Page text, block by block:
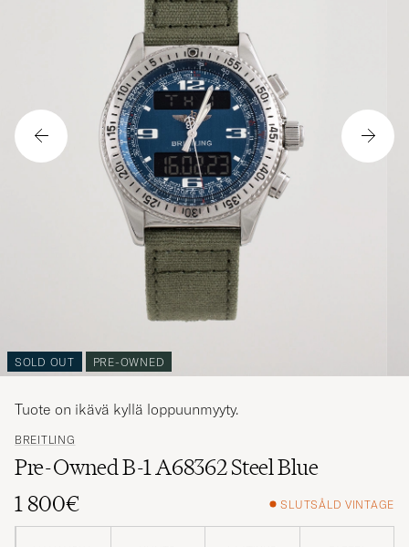
SOLD OUT PRE-OWNED
BREITLING
Pre-Owned B-1 A68362 Steel Blue
1 800€
SLUTSÅLD VINTAGE
Tuote on ikävä kyllä loppuunmyyty.